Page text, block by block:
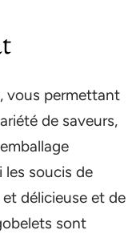
vous permettant
de saveurs,
soucis de
délicieuse et de
sont